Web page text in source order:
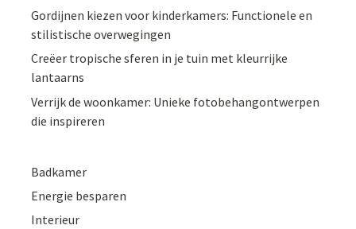
Gordijnen kiezen voor kinderkamers: Functionele en
stilistische overwegingen
Creëer tropische sferen in je tuin met kleurrijke
lantaarns
Verrijk de woonkamer: Unieke fotobehangontwerpen
die inspireren
Badkamer
Energie besparen
Interieur